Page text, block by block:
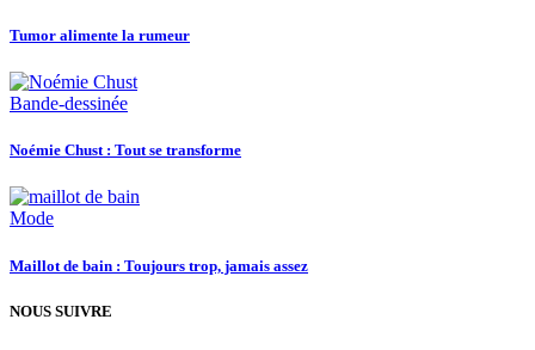
Tumor alimente la rumeur
Bande-dessinée
Noémie Chust : Tout se transforme
Mode
Maillot de bain : Toujours trop, jamais assez
NOUS SUIVRE